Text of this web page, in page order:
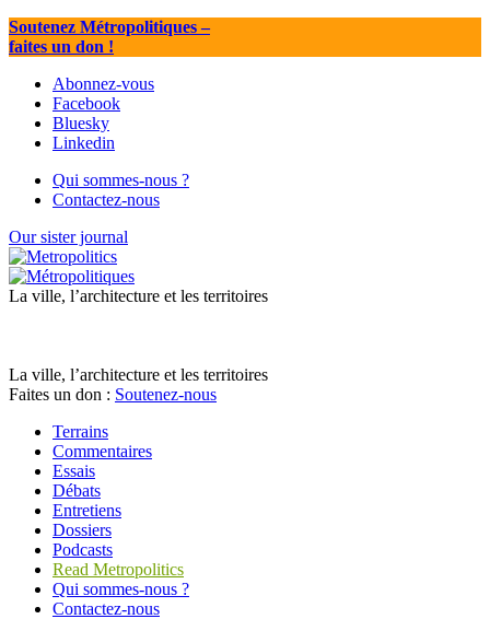
Soutenez Métropolitiques–
faites un don !
Abonnez-vous
Facebook
Bluesky
Linkedin
Qui sommes-nous ?
Contactez-nous
Our sister journal
La ville, l’architecture et les territoires
La ville, l’architecture et les territoires
Faites un don : Soutenez-nous
Terrains
Commentaires
Essais
Débats
Entretiens
Dossiers
Podcasts
Read Metropolitics
Qui sommes-nous ?
Contactez-nous